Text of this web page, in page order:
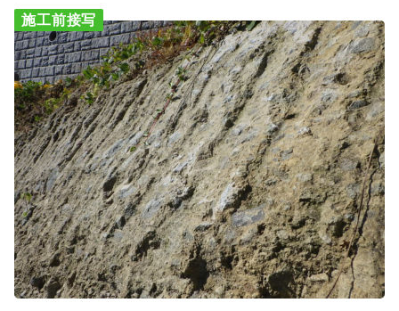
施工前接写